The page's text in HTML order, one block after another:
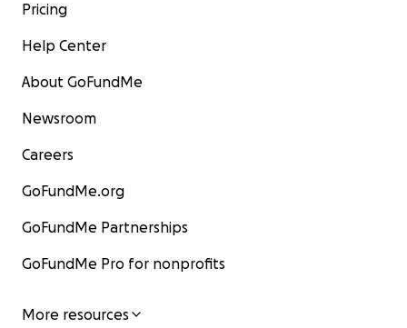
Pricing
Help Center
About GoFundMe
Newsroom
Careers
GoFundMe.org
GoFundMe Partnerships
GoFundMe Pro for nonprofits
More resources